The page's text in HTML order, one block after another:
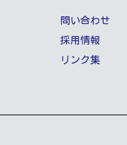
問い合わせ
採用情報
リンク集